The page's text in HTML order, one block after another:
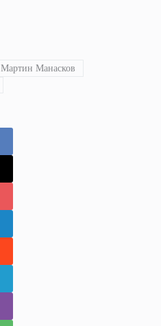
Мартин Манасков